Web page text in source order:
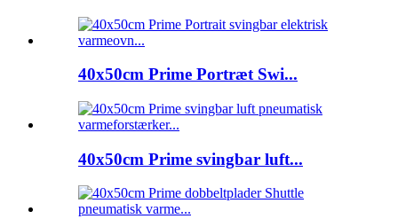
40x50cm Prime Portræt Swi...
40x50cm Prime svingbar luft...